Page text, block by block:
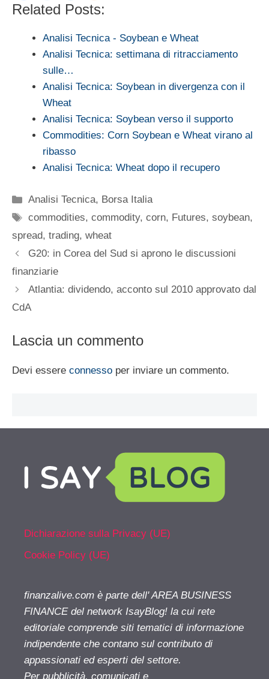
Related Posts:
Analisi Tecnica - Soybean e Wheat
Analisi Tecnica: settimana di ritracciamento
sulle…
Analisi Tecnica: Soybean in divergenza con il
Wheat
Analisi Tecnica: Soybean verso il supporto
Commodities: Corn Soybean e Wheat virano al
ribasso
Analisi Tecnica: Wheat dopo il recupero
Categorie
Analisi Tecnica, Borsa Italia
Tag
commodities,commodity,corn, Futures,soybean,
spread, trading, wheat
G20: in Corea del Sud si aprono le discussioni
finanziarie
Atlantia: dividendo, acconto sul 2010 approvato dal
CdA
Lascia un commento
Devi essere connesso per inviare un commento.
Dichiarazione sulla Privacy (UE)
Cookie Policy (UE)
finanzalive.com è parte dell' AREA BUSINESS
FINANCE del network IsayBlog! la cui rete
editoriale comprende siti tematici di informazione
indipendente che contano sul contributo di
appassionati ed esperti del settore.
Per pubblicità, comunicati e